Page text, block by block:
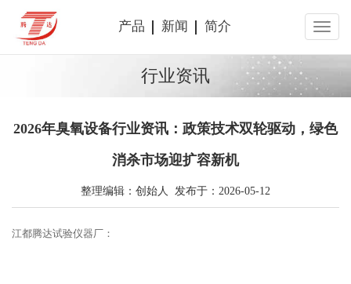
产品 新闻 简介
行业资讯
2026年臭氧设备行业资讯：政策技术双轮驱动，绿色
消杀市场迎扩容新机
整理编辑：创始人 发布于：2026-05-12
江都腾达试验仪器厂：